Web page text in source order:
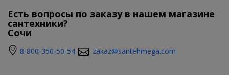
Есть вопросы по заказу в нашем магазине
сантехники?
Сочи
8-800-350-50-54 zakaz@santehmega.com